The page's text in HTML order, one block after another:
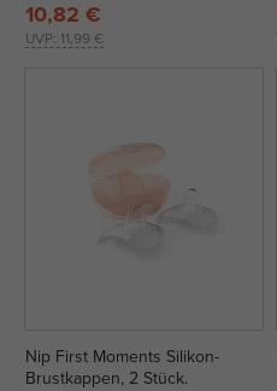
UVP: 11,99 €
10,82 €
Nip First Moments Silikon-
Brustkappen, 2 Stück.